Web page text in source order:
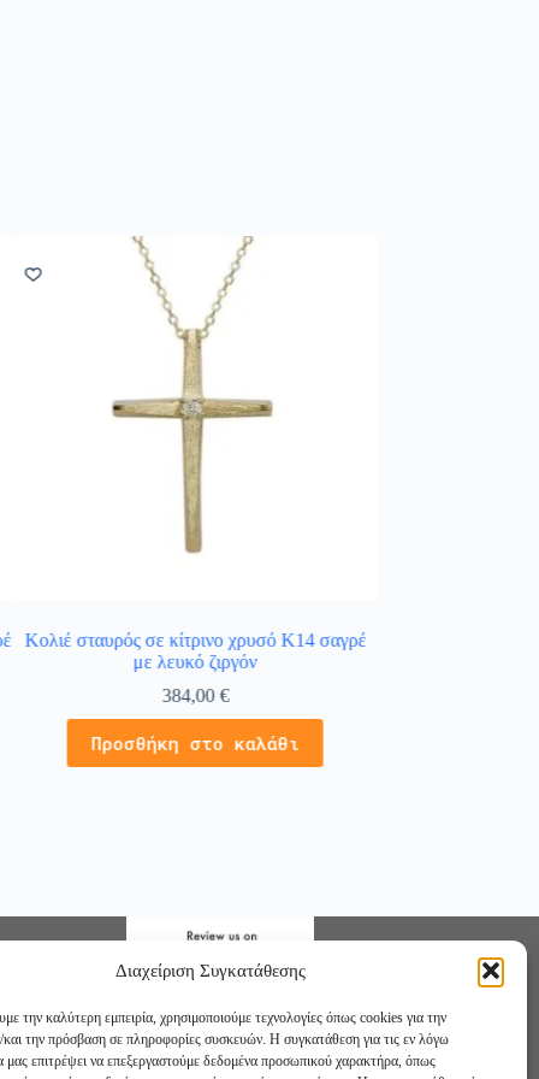
Διαχείριση Συγκατάθεσης
την καλύτερη εμπειρία, χρησιμοποιούμε τεχνολογίες όπως cookies για την
την πρόσβαση σε πληροφορίες συσκευών. Η συγκατάθεση για τις εν λόγω
μας επιτρέψει να επεξεργαστούμε δεδομένα προσωπικού χαρακτήρα, όπως
Κολιέ σταυρός σε κίτρινο χρυσό Κ14 σαγρέ
με λευκό ζιργόν
384,00€
Προσθήκη στο καλάθι